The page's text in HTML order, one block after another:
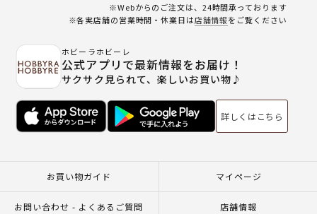
※Webからのご注文は、24時間承っております
※各実店舗の営業時間・休業日は店舗情報をご覧ください
ホビーラホビーレ
公式アプリで最新情報をお届け！
サクサク見られて、楽しいお買い物♪
詳しくはこちら
お買い物ガイド マイページ
お問い合わせ - よくあるご質問 店舗情報